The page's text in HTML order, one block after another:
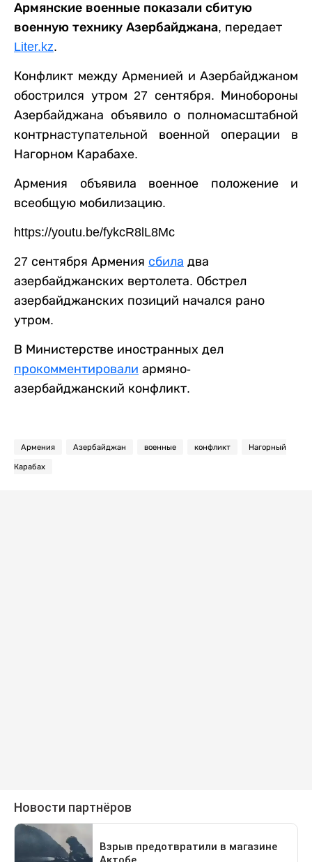
Армянские военные показали сбитую
военную технику Азербайджана, передает
Liter.kz.
Конфликт между Арменией и Азербайджаном
обострился утром 27 сентября. Минобороны
Азербайджана объявило о полномасштабной
контрнаступательной военной операции в
Нагорном Карабахе.
Армения объявила военное положение и
всеобщую мобилизацию.
https://youtu.be/fykcR8lL8Mc
27 сентября Армения сбила два
азербайджанских вертолета. Обстрел
азербайджанских позиций начался рано
утром.
В Министерстве иностранных дел
прокомментировали армяно-
азербайджанский конфликт.
Армения Азербайджан военные конфликт Нагорный
Карабах